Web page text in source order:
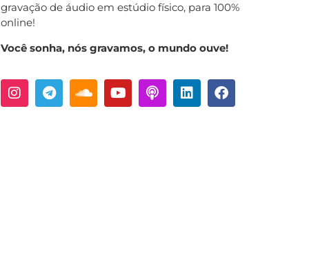
gravação de áudio em estúdio físico, para 100%
online!
Você sonha, nós gravamos, o mundo ouve!